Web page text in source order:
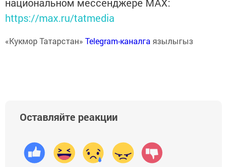
https://max.ru/tatmedia
«Кукмор Татарстан» Telegram-каналга язылыгыз
Оставляйте реакции